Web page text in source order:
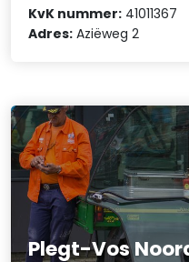
KvK nummer: 41011367
Adres: Aziëweg 2
Plegt-Vos